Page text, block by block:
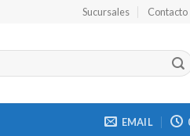
Sucursales Contacto
EMAIL